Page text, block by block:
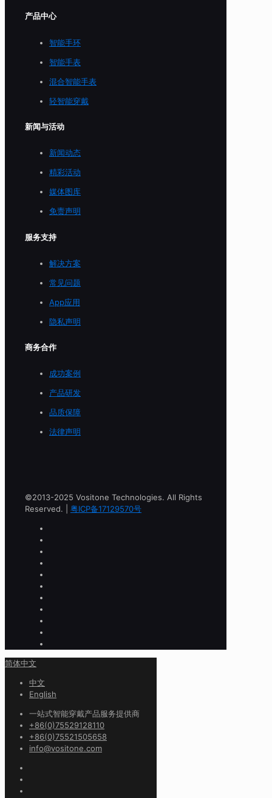
产品中心
智能手环
智能手表
混合智能手表
轻智能穿戴
新闻与活动
新闻动态
精彩活动
媒体图库
免责声明
服务支持
解决方案
常见问题
App应用
隐私声明
商务合作
成功案例
产品研发
品质保障
法律声明
©2013-2025 Vositone Technologies. All Rights
Reserved. | 粤ICP备17129570号
简体中文
中文
English
一站式智能穿戴产品服务提供商
+86(0)75529128110
+86(0)75521505658
info@vositone.com